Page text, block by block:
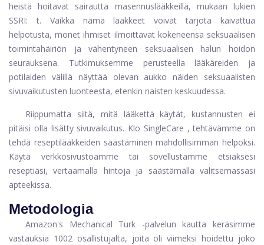
heistä hoitavat sairautta masennuslääkkeillä, mukaan lukien
SSRI: t. Vaikka nämä lääkkeet voivat tarjota kaivattua
helpotusta, monet ihmiset ilmoittavat kokeneensa seksuaalisen
toimintahäiriön ja vähentyneen seksuaalisen halun hoidon
seurauksena. Tutkimuksemme perusteella lääkäreiden ja
potilaiden välillä näyttää olevan aukko näiden seksuaalisten
sivuvaikutusten luonteesta, etenkin naisten keskuudessa.
Riippumatta siitä, mitä lääkettä käytät, kustannusten ei
pitäisi olla lisätty sivuvaikutus. Klo SingleCare , tehtävämme on
tehdä reseptilääkkeiden säästäminen mahdollisimman helpoksi.
Käytä verkkosivustoamme tai sovellustamme etsiäksesi
reseptiäsi, vertaamalla hintoja ja säästämällä valitsemassasi
apteekissa.
Metodologia
Amazon's Mechanical Turk -palvelun kautta keräsimme
vastauksia 1002 osallistujalta, joita oli viimeksi hoidettu joko